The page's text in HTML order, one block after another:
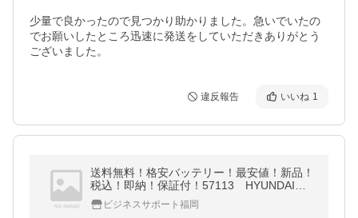
少量で良かったので見つかり助かりました。急いでいたの
でお願いしたところ迅速に発送をしていただきありがとう
ございました。
違反報告 いいね 1
送料無料！格安バッテリー！最安値！新品！
税込！即納！保証付！57113 HYUNDAI [
ヒュンダイ バッテリー] (欧州車・米国車
用)ビジネスサポート福岡